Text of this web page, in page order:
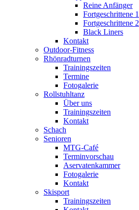
Reine Anfänger
Fortgeschrittene 1
Fortgeschrittene 2
Black Liners
Kontakt
Outdoor-Fitness
Rhönradturnen
Trainingszeiten
Termine
Fotogalerie
Rollstuhltanz
Über uns
Trainingszeiten
Kontakt
Schach
Senioren
MTG-Café
Terminvorschau
Aservatenkammer
Fotogalerie
Kontakt
Skisport
Trainingszeiten